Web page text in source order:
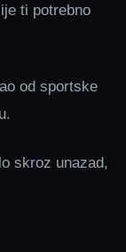
ti potrebno
od sportske
skroz unazad,